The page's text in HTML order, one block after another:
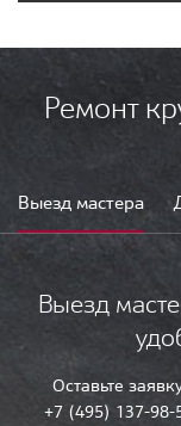
Ремонт
Выезд мастера
Выезд
Оставьте
+7 (495) 137-98-